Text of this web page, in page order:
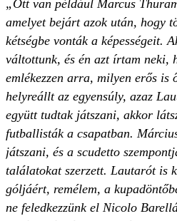
„Ott van például Marcus
amelyet bejárt azok után, hogy
kétségbe vonták a képességeit.
váltottunk, és én azt írtam neki,
emlékezzen arra, milyen erős is
helyreállt az egyensúly, azaz
együtt tudtak játszani, akkor
futballisták a csapatban.
játszani, és a scudetto
találatokat szerzett. Lautarót is
góljáért, remélem, a
ne feledkezzünk el Nicolo